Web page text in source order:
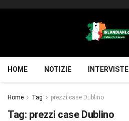
HOME NOTIZIE INTERVISTE
Home Tag prezzi case Dublino
Tag: prezzi case Dublino